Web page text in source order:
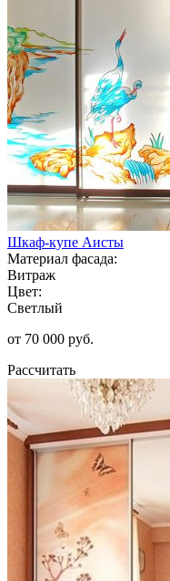
Шкаф-купе Аисты
Материал фасада:
Витраж
Цвет:
Светлый
от 70 000 руб.
Рассчитать